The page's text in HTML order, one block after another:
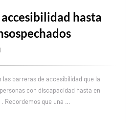
hasta
las barreras de accesibilidad que la
con discapacidad hasta en
Recordemos que una …